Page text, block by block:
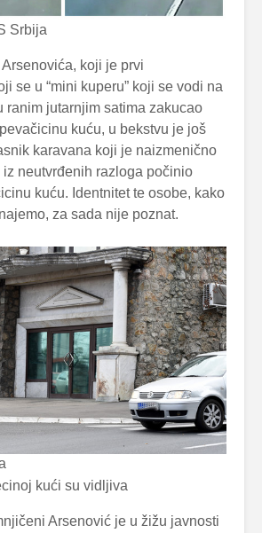
Srbija
koji je prvi
se u “mini kuperu” koji se vodi na
ranim jutarnjim satima zakucao
kuću, u bekstvu je još
karavana koji je naizmenično
neutvrđenih razloga počinio
kuću. Identnitet te osobe, kako
za sada nije poznat.
kući su vidljiva
Arsenović je u žižu javnosti